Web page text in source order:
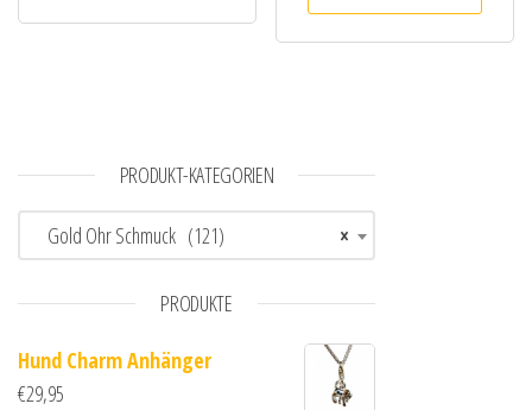
PRODUKT-KATEGORIEN
×
Gold Ohr Schmuck (121)
PRODUKTE
Hund Charm Anhänger
€29,95